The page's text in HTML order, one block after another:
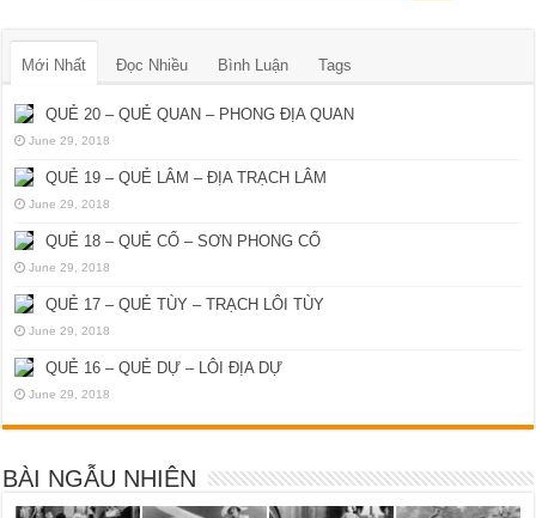
Mới Nhất Đọc Nhiều Bình Luận Tags
QUẺ 20 – QUẺ QUAN – PHONG ĐỊA QUAN
June 29, 2018
QUẺ 19 – QUẺ LÂM – ĐỊA TRẠCH LÂM
June 29, 2018
QUẺ 18 – QUẺ CỔ – SƠN PHONG CỔ
June 29, 2018
QUẺ 17 – QUẺ TÙY – TRẠCH LÔI TÙY
June 29, 2018
QUẺ 16 – QUẺ DỰ – LÔI ĐỊA DỰ
June 29, 2018
BÀI NGẪU NHIÊN